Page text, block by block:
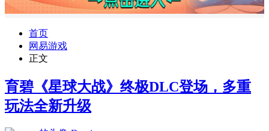
首页
网易游戏
正文
育碧《星球大战》终极DLC登场，多重
玩法全新升级